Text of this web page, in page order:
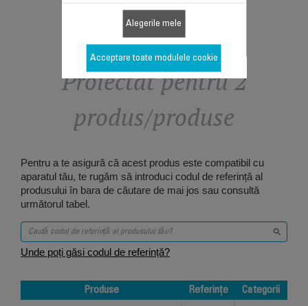
Proiectat pentru 2
produs/produse
Pentru a te asigură că acest produs este compatibil cu
aparatul tău, te rugăm să introduci codul de referință al
produsului în bara de căutare de mai jos sau consultă
următorul tabel.
Unde poți găsi codul de referință?
Produse Referințe
Categorii
Alegerile mele
Acceptare toate modulele cookie